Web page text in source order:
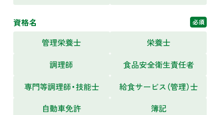
資格名 必須
管理栄養士
栄養士
調理師
食品安全衛生責任者
専門等調理師・技能士
給食サービス（管理）士
自動車免許
簿記